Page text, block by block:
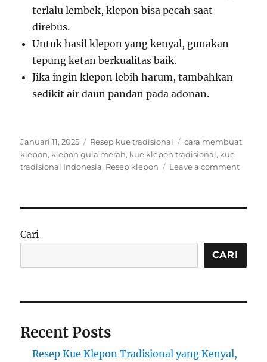
terlalu lembek, klepon bisa pecah saat
direbus.
Untuk hasil klepon yang kenyal, gunakan
tepung ketan berkualitas baik.
Jika ingin klepon lebih harum, tambahkan
sedikit air daun pandan pada adonan.
Posted
on
Januari 11, 2025 Categories
Resep kue tradisional Tags
cara membuat
klepon, klepon gula merah, kue klepon tradisional, kue
tradisional Indonesia, Resep klepon Leave a commenton
yang
Manis
Cari
CARI
Recent Posts
Resep Kue Klepon Tradisional yang Kenyal,